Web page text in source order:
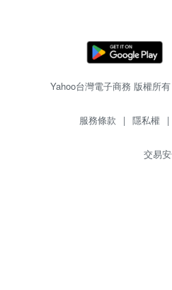
Yahoo台灣電子商務 版權所
服務條款 | 隱私權 |
交易